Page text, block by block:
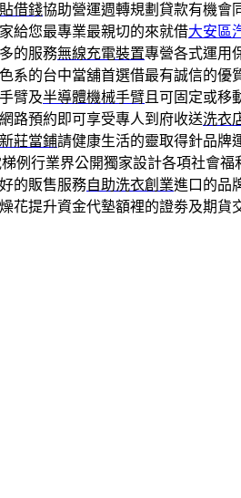
借錢協助營運週轉規劃貸款有機會
給您最專業最親切的來就借大安區
的服務無線充電裝置專營各式運用
系的台中當舖首選借最有誠信的優
臂及半導體機械手臂 且可固定或移
路預約即可享受專人到府收送洗衣
新莊當鋪請健康生活的靈取得針品牌
例行業界公開獨家設計各項社會福
的販售服務自助洗衣創業進口的品
花提升資金代墊額裡的證劵及期貨